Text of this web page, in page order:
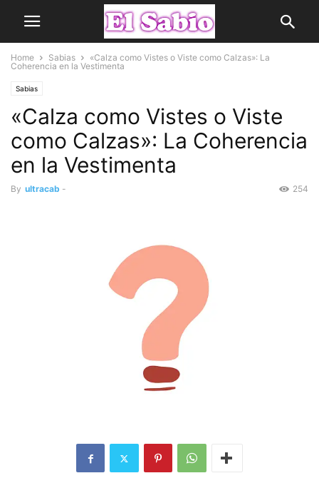
Home Sabias
«Calza como Vistes o Viste como Calzas»: La
Coherencia en la Vestimenta
Sabias
«Calza como Vistes o Viste
como Calzas»: La Coherencia
en la Vestimenta
By ultracab - 254